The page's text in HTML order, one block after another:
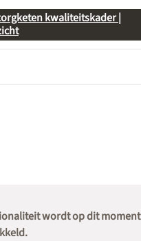
kwaliteitskader |
wordt op dit moment